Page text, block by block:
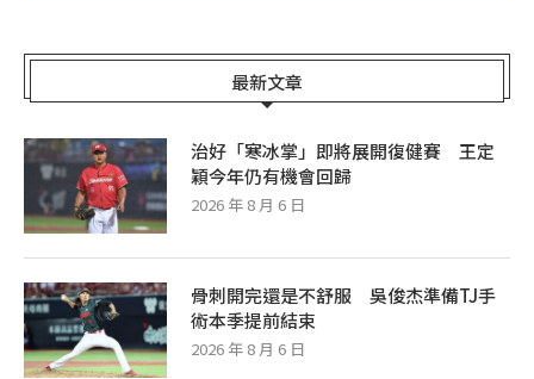
最新文章
治好「寒冰掌」即將展開復健賽 王定
穎今年仍有機會回歸
2026 年 8 月 6 日
骨刺開完還是不舒服 吳俊杰準備TJ手
術本季提前結束
2026 年 8 月 6 日